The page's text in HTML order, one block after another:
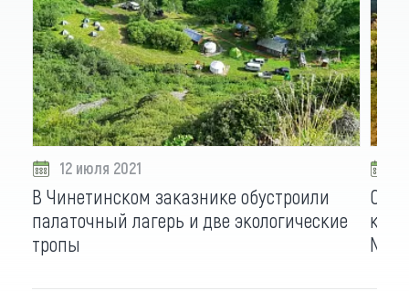
12 июля 2021
В Чинетинском заказнике обустроили
палаточный лагерь и две экологические
тропы
С